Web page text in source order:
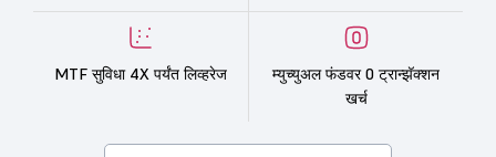
MTF सुविधा 4X पर्यंत लिव्हरेज
म्युच्युअल फंडवर 0 ट्रान्झॅक्शन
खर्च